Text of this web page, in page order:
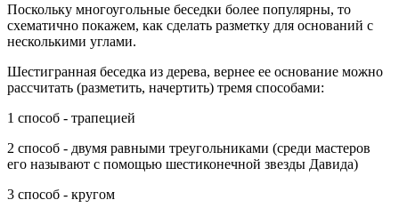
Поскольку многоугольные беседки более популярны, то
схематично покажем, как сделать разметку для оснований с
несколькими углами.
Шестигранная беседка из дерева, вернее ее основание можно
рассчитать (разметить, начертить) тремя способами:
1 способ - трапецией
2 способ - двумя равными треугольниками (среди мастеров
его называют с помощью шестиконечной звезды Давида)
3 способ - кругом